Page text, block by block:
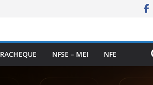
NFSE – MEI NFE